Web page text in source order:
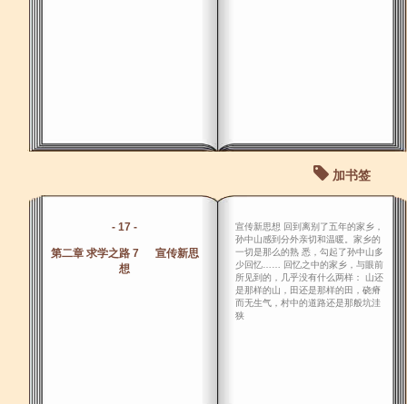
加书签
- 17 -
第二章 求学之路 7 宣传新思
想
宣传新思想 回到离别了五年的家乡，
孙中山感到分外亲切和温暖。家乡的
一切是那么的熟 悉，勾起了孙中山多
少回忆…… 回忆之中的家乡，与眼前
所见到的，几乎没有什么两样： 山还
是那样的山，田还是那样的田，硗瘠
而无生气，村中的道路还是那般坑洼
狭